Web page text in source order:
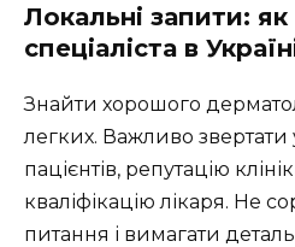
Локальні запити:
спеціаліста в
Знайти хорошого
легких. Важливо звертати
пацієнтів, репутацію
кваліфікацію лікаря. Не
питання і вимагати